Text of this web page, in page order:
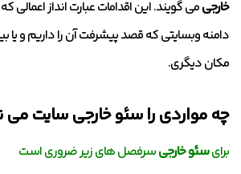
خارجیمی گویند. این اقدامات عبارت انداز
دامنه وبسایتی که قصد پیشرفت آن را داریم و یا
مکان دیگری.
چه مواردی را سئو خارجی سایت می
برایسئو خارجیسرفصل های زیر ضروری است